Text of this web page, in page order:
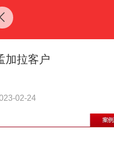
加拉客户
02-24